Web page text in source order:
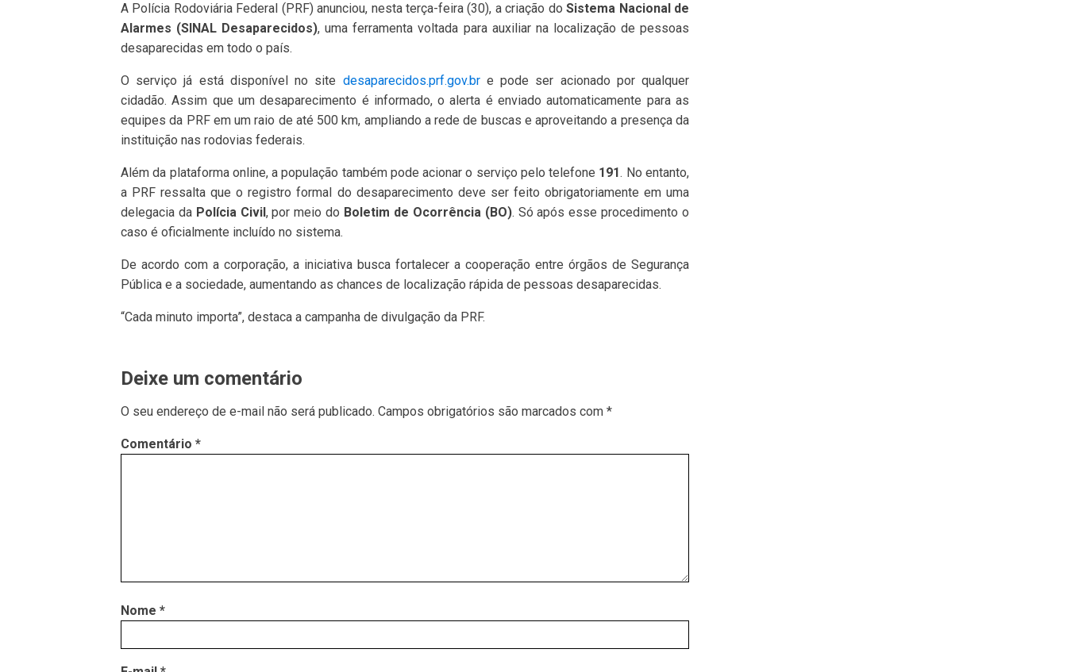
A Polícia Rodoviária Federal (PRF) anunciou, nesta terça-feira (30), a criação doSistema Nacional de
Alarmes (SINAL Desaparecidos), uma ferramenta voltada para auxiliar na localização de pessoas
desaparecidas em todo o país.
O serviço já está disponível no site desaparecidos.prf.gov.bre pode ser acionado por qualquer
cidadão. Assim que um desaparecimento é informado, o alerta é enviado automaticamente para as
equipes da PRF em um raio de até 500 km, ampliando a rede de buscas e aproveitando a presença da
instituição nas rodovias federais.
Além da plataforma online, a população também pode acionar o serviço pelo telefone 191. No entanto,
a PRF ressalta que o registro formal do desaparecimento deve ser feito obrigatoriamente em uma
delegacia da Polícia Civil, por meio do Boletim de Ocorrência (BO). Só após esse procedimento o
caso é oficialmente incluído no sistema.
De acordo com a corporação, a iniciativa busca fortalecer a cooperação entre órgãos de Segurança
Pública e a sociedade, aumentando as chances de localização rápida de pessoas desaparecidas.
“Cada minuto importa”, destaca a campanha de divulgação da PRF.
Deixe um comentário
O seu endereço de e-mail não será publicado. Campos obrigatórios são marcados com *
Comentário *
Nome *